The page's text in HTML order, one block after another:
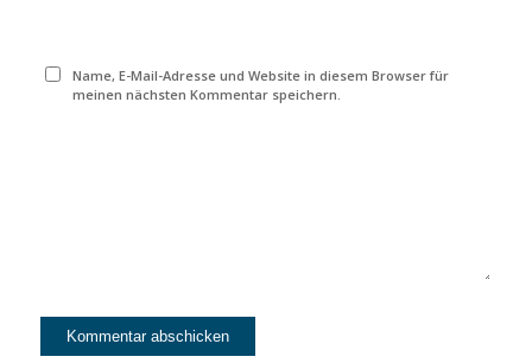
Name, E-Mail-Adresse und Website in diesem Browser für
meinen nächsten Kommentar speichern.